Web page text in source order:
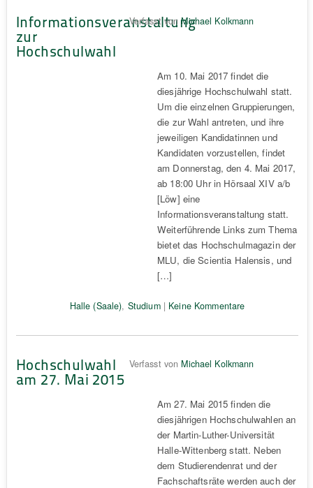
Informationsveranstaltung
zur
Hochschulwahl
Verfasst vonMichael Kolkmann
Am 10. Mai 2017 findet die
diesjährige Hochschulwahl statt.
Um die einzelnen Gruppierungen,
die zur Wahl antreten, und ihre
jeweiligen Kandidatinnen und
Kandidaten vorzustellen, findet
am Donnerstag, den 4. Mai 2017,
ab 18:00 Uhr in Hörsaal XIV a/b
[Löw] eine
Informationsveranstaltung statt.
Weiterführende Links zum Thema
bietet das Hochschulmagazin der
MLU, die Scientia Halensis, und
[…]
Halle (Saale), Studium| Keine Kommentare
Hochschulwahl
am 27. Mai 2015
Verfasst von Michael Kolkmann
Am 27. Mai 2015 finden die
diesjährigen Hochschulwahlen an
der Martin-Luther-Universität
Halle-Wittenberg statt. Neben
dem Studierendenrat und der
Fachschaftsräte werden auch der